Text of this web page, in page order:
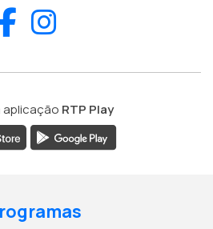
Facebook
aplicação RTP Play